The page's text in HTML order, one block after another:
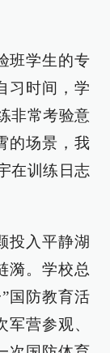
班学生的专
习时间，学
非常考验意
的场景，我
在训练日志
投入平静湖
漪。学校总
国防教育活
营参观、